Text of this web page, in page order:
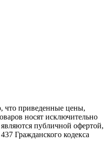
что приведенные цены,
носят исключительно
публичной офертой,
Гражданского кодекса